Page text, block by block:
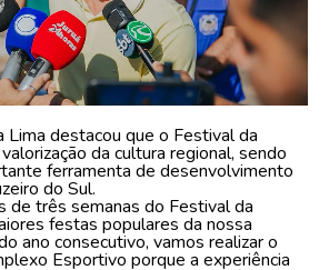
Lima destacou que o Festival da
da cultura regional, sendo
ferramenta de desenvolvimento
do Sul.
de três semanas do Festival da
festas populares da nossa
ano consecutivo, vamos realizar o
Esportivo porque a experiência